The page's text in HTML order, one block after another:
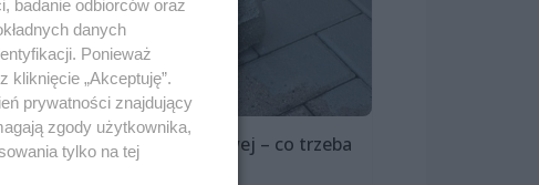
Malowanie kostki brukowej – co trzeba
wiedzieć?
badanie odbiorców oraz
danych
Ponieważ
„Akceptuję”.
prywatności znajdujący
zgody użytkownika,
tylko na tej